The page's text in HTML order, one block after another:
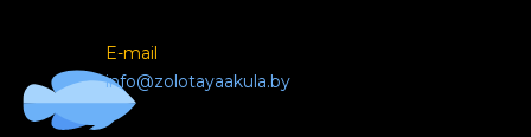
E-mail
info@zolotayaakula.by